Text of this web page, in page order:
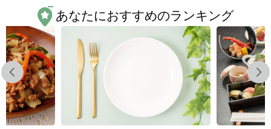
あなたにおすすめのランキング
Previous Next